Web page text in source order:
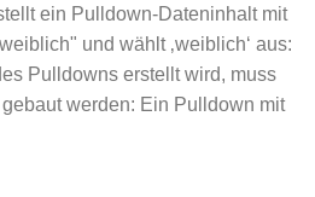
ein Pulldown-Dateninhalt mit
und wählt ‚weiblich‘ aus:
Pulldowns erstellt wird, muss
werden: Ein Pulldown mit